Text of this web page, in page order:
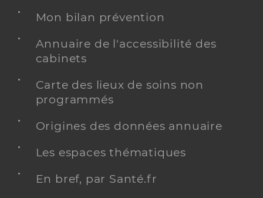
Mon bilan prévention
Annuaire de l'accessibilité des
cabinets
Carte des lieux de soins non
programmés
Origines des données annuaire
Les espaces thématiques
En bref, par Santé.fr